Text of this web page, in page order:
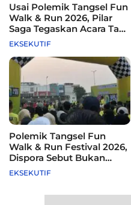
Usai Polemik Tangsel Fun
Walk & Run 2026, Pilar
Saga Tegaskan Acara Tak
Difasilitasi Pemkot
EKSEKUTIF
Polemik Tangsel Fun
Walk & Run Festival 2026,
Dispora Sebut Bukan
Agenda Pemkot
EKSEKUTIF